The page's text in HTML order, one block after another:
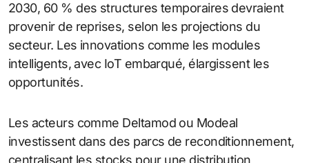
2030, 60 % des structures temporaires devraient
provenir de reprises, selon les projections du
secteur. Les innovations comme les modules
intelligents, avec IoT embarqué, élargissent les
opportunités.
Les acteurs comme Deltamod ou Modeal
investissent dans des parcs de reconditionnement,